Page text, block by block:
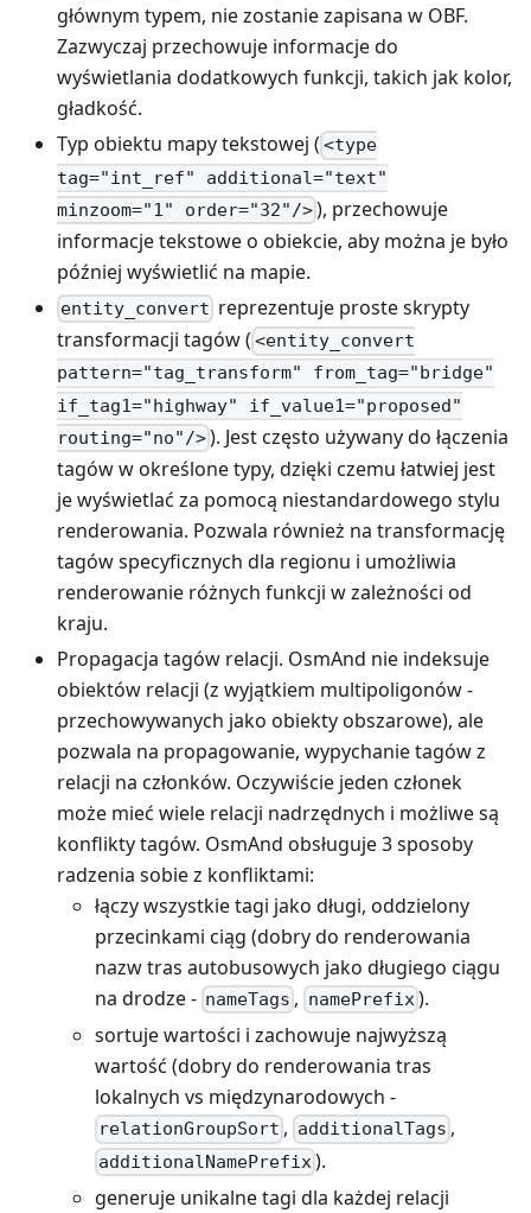
głównym typem, nie zostanie zapisana w OBF.
Zazwyczaj przechowuje informacje do
wyświetlania dodatkowych funkcji, takich jak kolor,
gładkość.
Typ obiektu mapy tekstowej ( <type
tag="int_ref" additional="text"
minzoom="1" order="32"/>), przechowuje
informacje tekstowe o obiekcie, aby można je było
później wyświetlić na mapie.
entity_convert reprezentuje proste skrypty
transformacji tagów ( <entity_convert
pattern="tag_transform" from_tag="bridge"
if_tag1="highway" if_value1="proposed"
routing="no"/>). Jest często używany do łączenia
tagów w określone typy, dzięki czemu łatwiej jest
je wyświetlać za pomocą niestandardowego stylu
renderowania. Pozwala również na transformację
tagów specyficznych dla regionu i umożliwia
renderowanie różnych funkcji w zależności od
kraju.
Propagacja tagów relacji. OsmAnd nie indeksuje
obiektów relacji (z wyjątkiem multipoligonów -
przechowywanych jako obiekty obszarowe), ale
pozwala na propagowanie, wypychanie tagów z
relacji na członków. Oczywiście jeden członek
może mieć wiele relacji nadrzędnych i możliwe są
konflikty tagów. OsmAnd obsługuje 3 sposoby
radzenia sobie z konfliktami:
łączy wszystkie tagi jako długi, oddzielony
przecinkami ciąg (dobry do renderowania
nazw tras autobusowych jako długiego ciągu
na drodze - nameTags , namePrefix).
sortuje wartości i zachowuje najwyższą
wartość (dobry do renderowania tras
lokalnych vs międzynarodowych -
relationGroupSort , additionalTags ,
additionalNamePrefix).
generuje unikalne tagi dla każdej relacji